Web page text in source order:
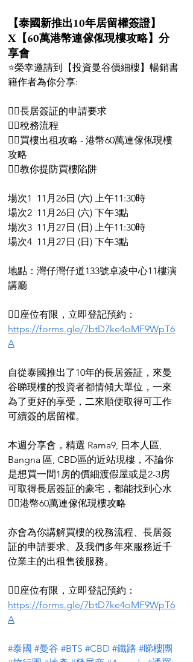
【泰國新推出10年居留權簽證】
X【60萬港幣連傢俬現樓攻略】分
享會
⭐️榮幸邀請到【投資曼谷價細樓】暢銷書
籍作者為你分享:
👉🏻長居簽証的申請要求
👉🏻稅務流程
👉🏻買樓出租攻略 - 港幣60萬連傢俬現樓
攻略
👉🏻教你提防買樓陷阱
場次1  11月26日 (六) 上午11:30時
場次2  11月26日 (六) 下午3點
場次3  11月27日 (日) 上午11:30時
場次4  11月27日 (日) 下午3點
地點：灣仔灣仔道133號卓凌中心11樓演
講廳
👉🏻座位有限，立即登記預約：
https://forms.gle/7btD7ke4oMF9WpT6
A
自從泰國推出了10年的長居簽証，來曼
谷睇現樓的投資者都情傾大單位，一來
為了更好的享受，二來順便取得可工作
可續簽的居留權。
本週分享會，精選 Rama9, 日本人區,
Bangna 區, CBD區的近站現樓，不論你
是想買一間1房的價細渡假屋或是2-3房
可取得長居簽証的豪宅，都能找到心水
👉🏻港幣60萬連傢俬現樓攻略
亦會為你講解買樓的稅務流程、長居簽
証的申請要求、及我們多年來服務近千
位業主的出租售後服務。
👉🏻座位有限，立即登記預約：
https://forms.gle/7btD7ke4oMF9WpT6
A
#泰國 #曼谷 #BTS #CBD #鐵路 #睇樓團